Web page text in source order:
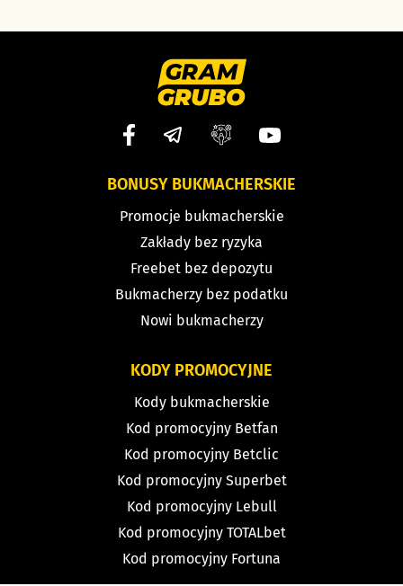
BONUSY BUKMACHERSKIE
Promocje bukmacherskie
Zakłady bez ryzyka
Freebet bez depozytu
Bukmacherzy bez podatku
Nowi bukmacherzy
KODY PROMOCYJNE
Kody bukmacherskie
Kod promocyjny Betfan
Kod promocyjny Betclic
Kod promocyjny Superbet
Kod promocyjny Lebull
Kod promocyjny TOTALbet
Kod promocyjny Fortuna